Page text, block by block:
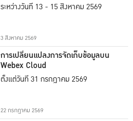
ระหว่างวันที่ 13 - 15 สิงหาคม 2569
3 สิงหาคม 2569
การเปลี่ยนแปลงการจัดเก็บข้อมูลบน
Webex Cloud
ตั้งแต่วันที่ 31 กรกฎาคม 2569
22 กรกฎาคม 2569